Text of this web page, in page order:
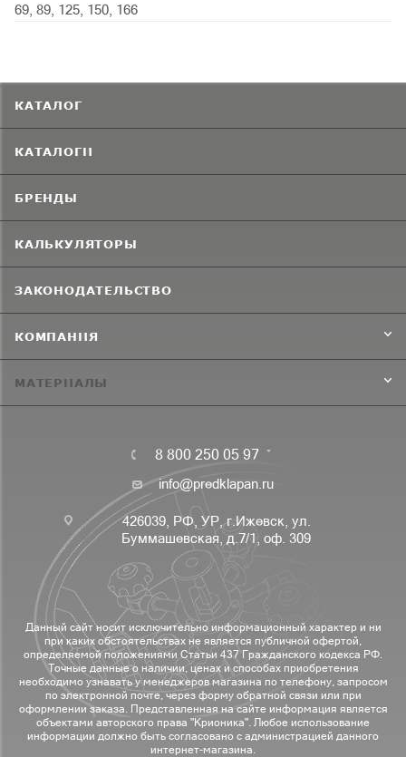
69, 89, 125, 150, 166
КАТАЛОГ
КАТАЛОГИ
БРЕНДЫ
КАЛЬКУЛЯТОРЫ
ЗАКОНОДАТЕЛЬСТВО
КОМПАНИЯ
МАТЕРИАЛЫ
8 800 250 05 97
info@predklapan.ru
426039, РФ, УР, г.Ижевск, ул.
Буммашевская, д.7/1, оф. 309
Данный сайт носит исключительно информационный характер и ни
при каких обстоятельствах не является публичной офертой,
определяемой положениями Статьи 437 Гражданского кодекса РФ.
Точные данные о наличии, ценах и способах приобретения
необходимо узнавать у менеджеров магазина по телефону, запросом
по электронной почте, через форму обратной связи или при
оформлении заказа. Представленная на сайте информация является
объектами авторского права "Крионика". Любое использование
информации должно быть согласовано с администрацией данного
интернет-магазина.